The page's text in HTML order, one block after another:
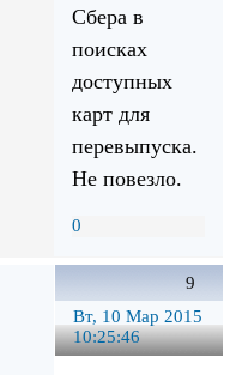
Сбера в
поисках
доступных
карт для
перевыпуска.
Не повезло.
0
9
Вт, 10 Мар 2015
10:25:46